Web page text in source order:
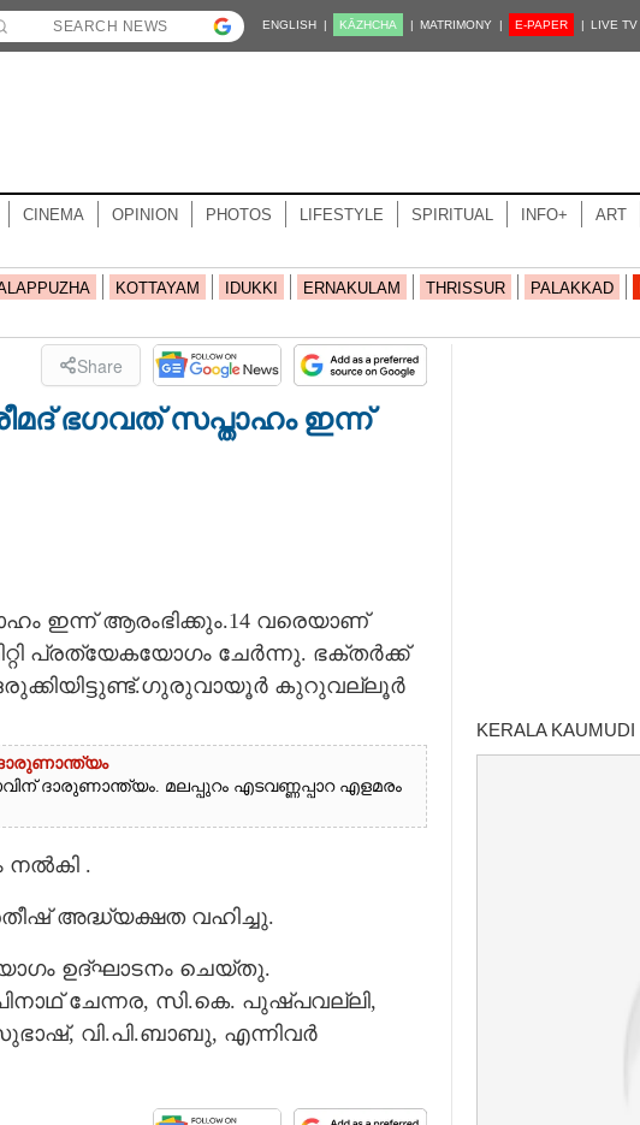
ENGLISH | KĀZHCHA | MATRIMONY | E-PAPER | LIVE TV
CINEMA OPINION PHOTOS LIFESTYLE SPIRITUAL INFO+ ART
KOTTAYAM IDUKKI ERNAKULAM THRISSUR PALAKKAD
Share
ഭഗവത് സപ്താഹം ഇന്ന്
ഇന്ന് ആരംഭിക്കും.14 വരെയാണ്
പ്രത്യേകയോഗം ചേർന്നു. ഭക്തർക്ക്
കുറുവല്ലൂർ
ദാരുണാന്ത്യം. മലപ്പുറം എടവണ്ണപ്പാറ എളമരം
നൽകി .
രതീഷ് അദ്ധ്യക്ഷത വഹിച്ചു.
ഉദ്ഘാടനം ചെയ്തു.
ചേന്നര, സി.കെ. പുഷ്പവല്ലി,
വി.പി.ബാബു, എന്നിവർ
KERALA KAUMUDI